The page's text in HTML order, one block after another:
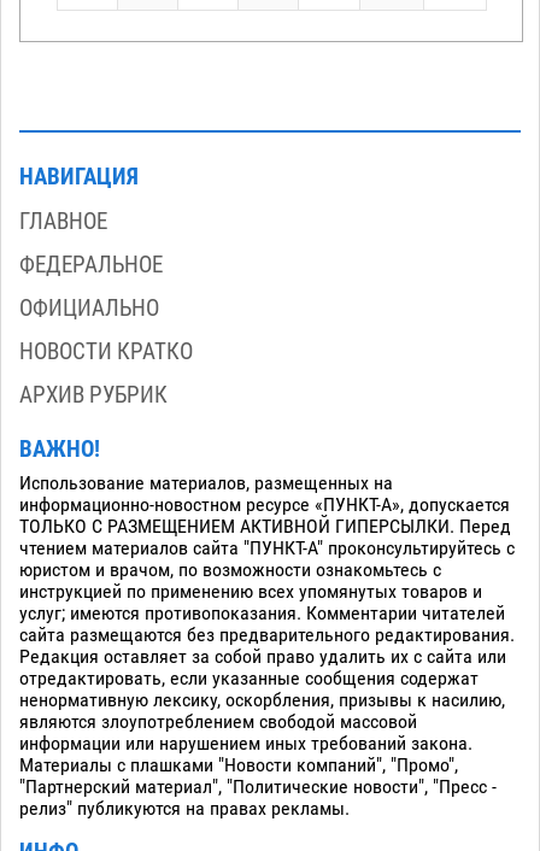
НАВИГАЦИЯ
ГЛАВНОЕ
ФЕДЕРАЛЬНОЕ
ОФИЦИАЛЬНО
НОВОСТИ КРАТКО
АРХИВ РУБРИК
ВАЖНО!
Использование материалов, размещенных на
информационно-новостном ресурсе «ПУНКТ-А», допускается
ТОЛЬКО С РАЗМЕЩЕНИЕМ АКТИВНОЙ ГИПЕРСЫЛКИ. Перед
чтением материалов сайта "ПУНКТ-А" проконсультируйтесь с
юристом и врачом, по возможности ознакомьтесь с
инструкцией по применению всех упомянутых товаров и
услуг; имеются противопоказания. Комментарии читателей
сайта размещаются без предварительного редактирования.
Редакция оставляет за собой право удалить их с сайта или
отредактировать, если указанные сообщения содержат
ненормативную лексику, оскорбления, призывы к насилию,
являются злоупотреблением свободой массовой
информации или нарушением иных требований закона.
Материалы с плашками "Новости компаний", "Промо",
"Партнерский материал", "Политические новости", "Пресс -
релиз" публикуются на правах рекламы.